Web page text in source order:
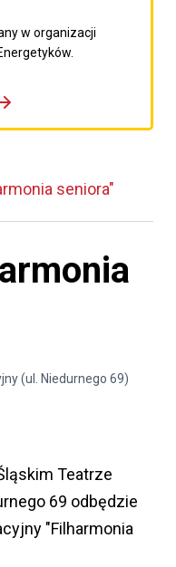
w organizacji
Przejdź do następnego
seniora"
(ul. Niedurnego 69)
Teatrze
69 odbędzie
"Filharmonia